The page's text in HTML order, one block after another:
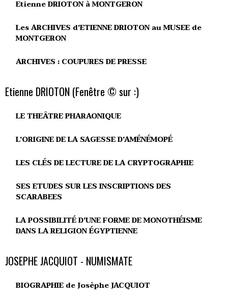
Etienne DRIOTON à MONTGERON
Les ARCHIVES d'ETIENNE DRIOTON au MUSEE de
MONTGERON
ARCHIVES : COUPURES DE PRESSE
Etienne DRIOTON (Fenêtre © sur :)
LE THEÂTRE PHARAONIQUE
L'ORIGINE DE LA SAGESSE D'AMÉNÉMOPÉ
LES CLÉS DE LECTURE DE LA CRYPTOGRAPHIE
SES ETUDES SUR LES INSCRIPTIONS DES
SCARABEES
LA POSSIBILITÉ D'UNE FORME DE MONOTHÉISME
DANS LA RELIGION ÉGYPTIENNE
JOSEPHE JACQUIOT - NUMISMATE
BIOGRAPHIE de Josèphe JACQUIOT